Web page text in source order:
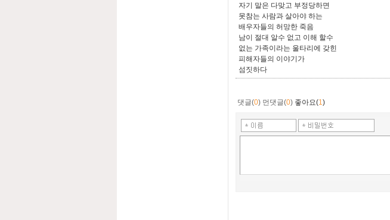
자기 말은 다맞고 부정당하면
못참는 사람과 살아야 하는
배우자들의 허망한 죽음
남이 절대 알수 없고 이해 할수
없는 가족이라는 울타리에 갖힌
피해자들의 이야기가
섬짓하다
댓글(0) 먼댓글(0) 좋아요(1)